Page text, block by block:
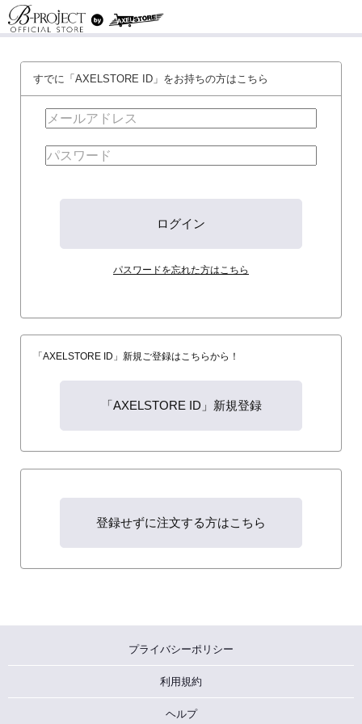
すでに「AXELSTORE ID」をお持ちの方はこちら
パスワードを忘れた方はこちら
「AXELSTORE ID」新規ご登録はこちらから！